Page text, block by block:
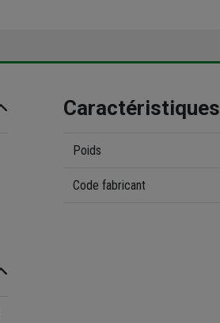
Caractéristiques
Poids
Code fabricant